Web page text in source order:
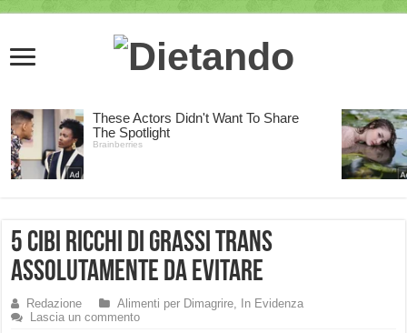
5 cibi ricchi di grassi trans
assolutamente da evitare
Redazione Alimenti per Dimagrire,
In Evidenza
Lascia un commento